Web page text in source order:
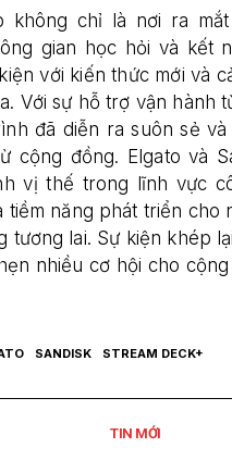
không chỉ là nơi ra
gian học hỏi và kết
với kiến thức mới và
Với sự hỗ trợ vận hành
đã diễn ra suôn sẻ
cộng đồng. Elgato và
vị thế trong lĩnh vực
tiềm năng phát triển cho
tương lai. Sự kiện khép
nhiều cơ hội cho
SANDISK STREAM DECK+
TIN MỚI